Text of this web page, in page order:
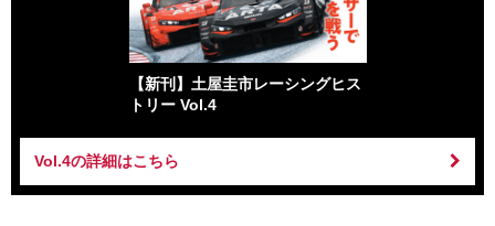
【新刊】土屋圭市レーシングヒス
トリー Vol.4
Vol.4の詳細はこちら